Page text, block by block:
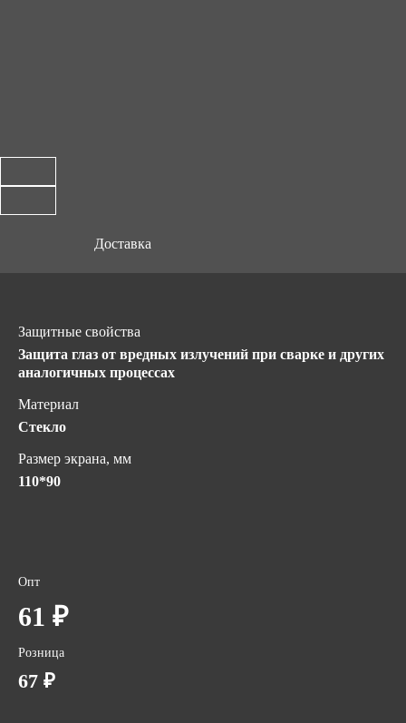
Доставка
Защитные свойства
Защита глаз от вредных излучений при сварке и других
аналогичных процессах
Материал
Стекло
Размер экрана, мм
110*90
Опт
61 ₽
Розница
67 ₽